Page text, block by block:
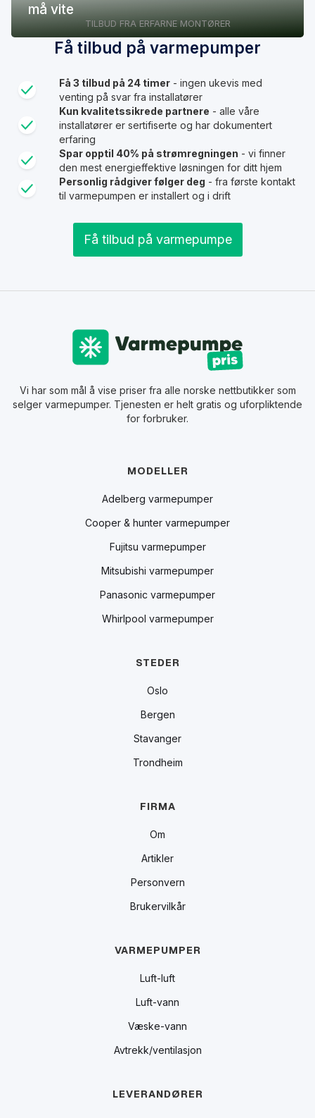
må vite
TILBUD FRA ERFARNE MONTØRER
Få tilbud på varmepumper
Få 3 tilbud på 24 timer - ingen ukevis med
venting på svar fra installatører
Kun kvalitetssikrede partnere - alle våre
installatører er sertifiserte og har dokumentert
erfaring
Spar opptil 40% på strømregningen - vi finner
den mest energieffektive løsningen for ditt hjem
Personlig rådgiver følger deg - fra første kontakt
til varmepumpen er installert og i drift
Få tilbud på varmepumpe
Vi har som mål å vise priser fra alle norske nettbutikker som
selger varmepumper. Tjenesten er helt gratis og uforpliktende
for forbruker.
MODELLER
Adelberg varmepumper
Cooper & hunter varmepumper
Fujitsu varmepumper
Mitsubishi varmepumper
Panasonic varmepumper
Whirlpool varmepumper
STEDER
Oslo
Bergen
Stavanger
Trondheim
FIRMA
Om
Artikler
Personvern
Brukervilkår
VARMEPUMPER
Luft-luft
Luft-vann
Væske-vann
Avtrekk/ventilasjon
LEVERANDØRER